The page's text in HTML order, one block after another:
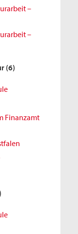
–
–
(6)
Finanzamt